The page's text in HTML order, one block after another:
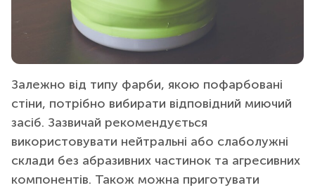
Залежно від типу фарби, якою пофарбовані
стіни, потрібно вибирати відповідний миючий
засіб. Зазвичай рекомендується
використовувати нейтральні або слаболужні
склади без абразивних частинок та агресивних
компонентів. Також можна приготувати